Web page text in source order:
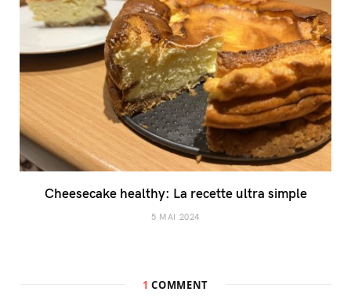
Cheesecake healthy: La recette ultra simple
5 MAI 2024
1 COMMENT